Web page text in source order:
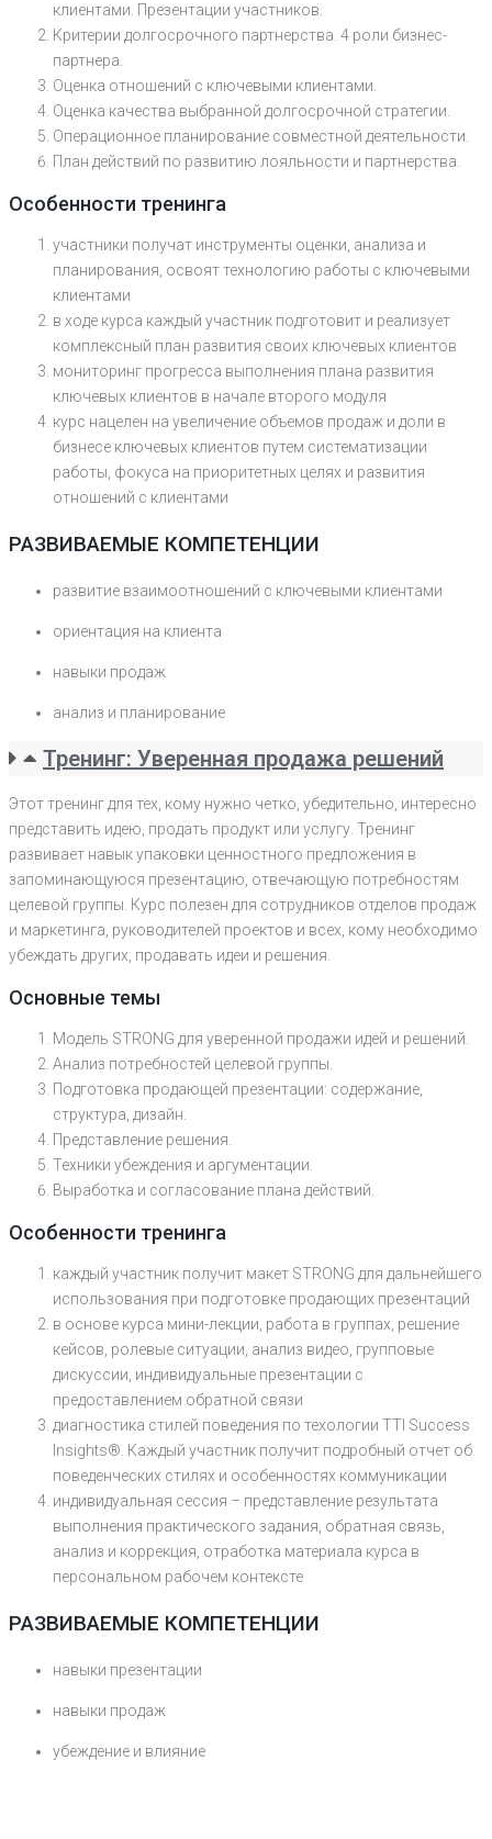
клиентами. Презентации участников.
Критерии долгосрочного партнерства. 4 роли бизнес-
партнера.
Оценка отношений с ключевыми клиентами.
Оценка качества выбранной долгосрочной стратегии.
Операционное планирование совместной деятельности.
План действий по развитию лояльности и партнерства.
Особенности тренинга
участники получат инструменты оценки, анализа и
планирования, освоят технологию работы с ключевыми
клиентами
в ходе курса каждый участник подготовит и реализует
комплексный план развития своих ключевых клиентов
мониторинг прогресса выполнения плана развития
ключевых клиентов в начале второго модуля
курс нацелен на увеличение объемов продаж и доли в
бизнесе ключевых клиентов путем систематизации
работы, фокуса на приоритетных целях и развития
отношений с клиентами
РАЗВИВАЕМЫЕ КОМПЕТЕНЦИИ
развитие взаимоотношений с ключевыми клиентами
ориентация на клиента
навыки продаж
анализ и планирование
Тренинг: Уверенная продажа решений
Этот тренинг для тех, кому нужно четко, убедительно, интересно
представить идею, продать продукт или услугу. Тренинг
развивает навык упаковки ценностного предложения в
запоминающуюся презентацию, отвечающую потребностям
целевой группы. Курс полезен для сотрудников отделов продаж
и маркетинга, руководителей проектов и всех, кому необходимо
убеждать других, продавать идеи и решения.
Основные темы
Модель STRONG для уверенной продажи идей и решений.
Анализ потребностей целевой группы.
Подготовка продающей презентации: содержание,
структура, дизайн.
Представление решения.
Техники убеждения и аргументации.
Выработка и согласование плана действий.
Особенности тренинга
каждый участник получит макет STRONG для дальнейшего
использования при подготовке продающих презентаций
в основе курса мини-лекции, работа в группах, решение
кейсов, ролевые ситуации, анализ видео, групповые
дискуссии, индивидуальные презентации с
предоставлением обратной связи
диагностика стилей поведения по техологии TTI Success
Insights®. Каждый участник получит подробный отчет об
поведенческих стилях и особенностях коммуникации
индивидуальная сессия – представление результата
выполнения практического задания, обратная связь,
анализ и коррекция, отработка материала курса в
персональном рабочем контексте
РАЗВИВАЕМЫЕ КОМПЕТЕНЦИИ
навыки презентации
навыки продаж
убеждение и влияние